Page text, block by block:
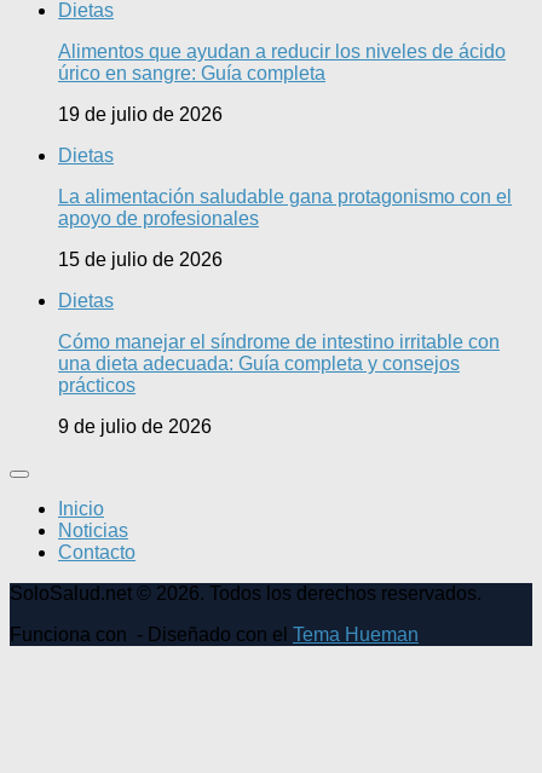
Dietas
Alimentos que ayudan a reducir los niveles de ácido
úrico en sangre: Guía completa
19 de julio de 2026
Dietas
La alimentación saludable gana protagonismo con el
apoyo de profesionales
15 de julio de 2026
Dietas
Cómo manejar el síndrome de intestino irritable con
una dieta adecuada: Guía completa y consejos
prácticos
9 de julio de 2026
Inicio
Noticias
Contacto
SoloSalud.net © 2026. Todos los derechos reservados.
Funciona con - Diseñado con el Tema Hueman